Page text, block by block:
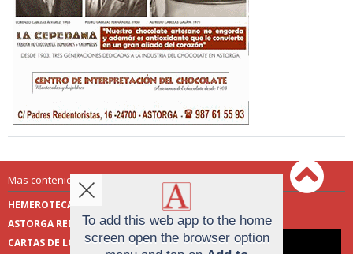
Mas contenido de Astorga Redacción:
HEMEROTECA
ENCUESTAS
ASTORGA REDACCIÓN
PUBLICIDAD
CARTAS DE LOS LECTORES
FOTOS DE LOS LECTORES
Aviso sobre el Uso de cookies:
To add this web app to the home
screen open the browser option